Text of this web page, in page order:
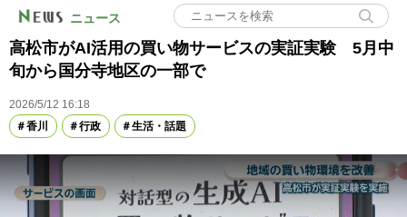
ニュース
高松市がAI活用の買い物サービスの実証実験 5月中
旬から国分寺地区の一部で
2026/5/12 16:18
香川
行政 生活・話題